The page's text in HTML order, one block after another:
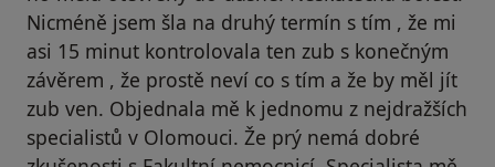
Nicméně jsem šla na druhý termín s tím , že mi
asi 15 minut kontrolovala ten zub s konečným
závěrem , že prostě neví co s tím a že by měl jít
zub ven. Objednala mě k jednomu z nejdražších
specialistů v Olomouci. Že prý nemá dobré